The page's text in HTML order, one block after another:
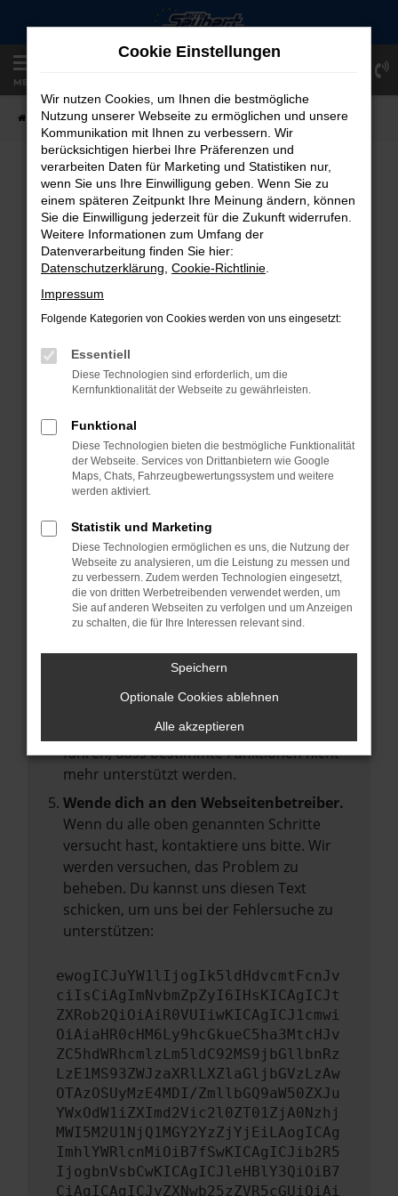
Zum
springen
MENÜ
Startseite Fahrzeugangebote Fahrzeug-Showroom
FAHRZEUG-SHOWROOM
FEHLER: NETWORK ERROR
Beim Laden ist ein Fehler aufgetreten.
Hier sind ein paar Tipps, die dir helfen können:
Überprüfe deine Firewall und deine
Internetverbindung.
Laden andere Webseiten, zum Beispiel
Prüfe deine Browsererweiterungen.
Manche Erweiterungen, wie Werbeblocker,
können das Laden bestimmter Seiten
anderen Browser oder in einem privaten
Fenster?
Starte dein Gerät neu.
Das kann manchmal helfen,
vorübergehende Probleme zu beheben.
Betriebssystem auf dem neuesten Stand
Veraltete Software birgt nicht nur ein
Sicherheitsrisiko, sondern kann auch dazu
führen, dass bestimmte Funktionen nicht
mehr unterstützt werden.
Wende dich an den Webseitenbetreiber.
Wenn du alle oben genannten Schritte
versucht hast, kontaktiere uns bitte. Wir
werden versuchen, das Problem zu
beheben. Du kannst uns diesen Text
schicken, um uns bei der Fehlersuche zu
unterstützen:
ewogICJuYW1lIjogIk5ldHdvcmtFcnJv
ciIsCiAgImNvbmZpZyI6IHsKICAgICJt
ZXRob2QiOiAiR0VUIiwKICAgICJ1cmwi
OiAiaHR0cHM6Ly9hcGkueC5ha3MtcHJv
ZC5hdWRhcmlzLm5ldC92MS9jbGllbnRz
LzE1MS93ZWJzaXRlLXZlaGljbGVzLzAw
OTAzOSUyMzE4MDI/ZmllbGQ9aW50ZXJu
YWxOdW1iZXImd2Vic2l0ZT01ZjA0Nzhj
MWI5M2U1NjQ1MGY2YzZjYjEiLAogICAg
ImhlYWRlcnMiOiB7fSwKICAgICJib2R5
IjogbnVsbCwKICAgICJleHBlY3QiOiB7
CiAgICAgICJyZXNwb25zZVR5cGUiOiAi
Cookie Einstellungen
Wir nutzen Cookies, um Ihnen die bestmögliche
Nutzung unserer Webseite zu ermöglichen und unsere
Kommunikation mit Ihnen zu verbessern. Wir
berücksichtigen hierbei Ihre Präferenzen und
verarbeiten Daten für Marketing und Statistiken nur,
wenn Sie uns Ihre Einwilligung geben. Wenn Sie zu
einem späteren Zeitpunkt Ihre Meinung ändern, können
Sie die Einwilligung jederzeit für die Zukunft widerrufen.
Weitere Informationen zum Umfang der
Datenverarbeitung finden Sie hier:
Datenschutzerklärung Cookie-Richtlinie
Impressum
Folgende Kategorien von Cookies werden von uns eingesetzt:
Essentiell
Diese Technologien sind erforderlich, um die
Kernfunktionalität der Webseite zu gewährleisten.
Funktional
Diese Technologien bieten die bestmögliche Funktionalität
der Webseite. Services von Drittanbietern wie Google
Maps, Chats, Fahrzeugbewertungssystem und weitere
werden aktiviert.
Statistik und Marketing
Diese Technologien ermöglichen es uns, die Nutzung der
Webseite zu analysieren, um die Leistung zu messen und
zu verbessern. Zudem werden Technologien eingesetzt,
die von dritten Werbetreibenden verwendet werden, um
Sie auf anderen Webseiten zu verfolgen und um Anzeigen
zu schalten, die für Ihre Interessen relevant sind.
Speichern
Optionale Cookies ablehnen
Alle akzeptieren